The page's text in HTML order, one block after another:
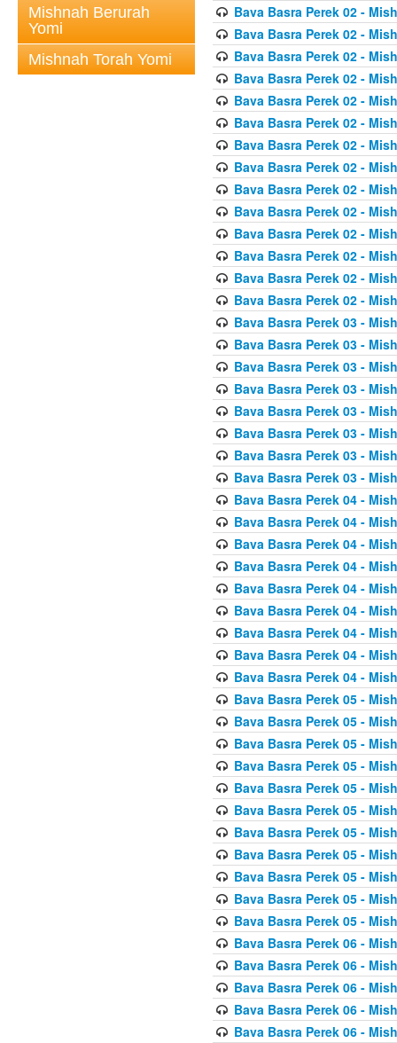
Mishnah Berurah
Yomi
Mishnah Torah Yomi
Bava Basra Perek 02 -
Bava Basra Perek 02 -
Bava Basra Perek 02 -
Bava Basra Perek 02 -
Bava Basra Perek 02 -
Bava Basra Perek 02 -
Bava Basra Perek 02 -
Bava Basra Perek 02 -
Bava Basra Perek 02 -
Bava Basra Perek 02 -
Bava Basra Perek 02 -
Bava Basra Perek 02 -
Bava Basra Perek 02 -
Bava Basra Perek 02 -
Bava Basra Perek 03 -
Bava Basra Perek 03 -
Bava Basra Perek 03 -
Bava Basra Perek 03 -
Bava Basra Perek 03 -
Bava Basra Perek 03 -
Bava Basra Perek 03 -
Bava Basra Perek 03 -
Bava Basra Perek 04 -
Bava Basra Perek 04 -
Bava Basra Perek 04 -
Bava Basra Perek 04 -
Bava Basra Perek 04 -
Bava Basra Perek 04 -
Bava Basra Perek 04 -
Bava Basra Perek 04 -
Bava Basra Perek 04 -
Bava Basra Perek 05 -
Bava Basra Perek 05 -
Bava Basra Perek 05 -
Bava Basra Perek 05 -
Bava Basra Perek 05 -
Bava Basra Perek 05 -
Bava Basra Perek 05 -
Bava Basra Perek 05 -
Bava Basra Perek 05 -
Bava Basra Perek 05 -
Bava Basra Perek 05 -
Bava Basra Perek 06 -
Bava Basra Perek 06 -
Bava Basra Perek 06 -
Bava Basra Perek 06 -
Bava Basra Perek 06 -